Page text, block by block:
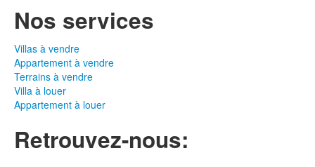
Nos services
Villas à vendre
Appartement à vendre
Terrains à vendre
Villa à louer
Appartement à louer
Retrouvez-nous: